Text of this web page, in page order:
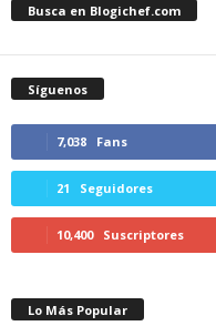
Busca en Blogichef.com
Síguenos
7,038 Fans
21 Seguidores
10,400 Suscriptores
Lo Más Popular